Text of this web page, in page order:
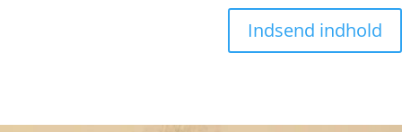
Indsend indhold